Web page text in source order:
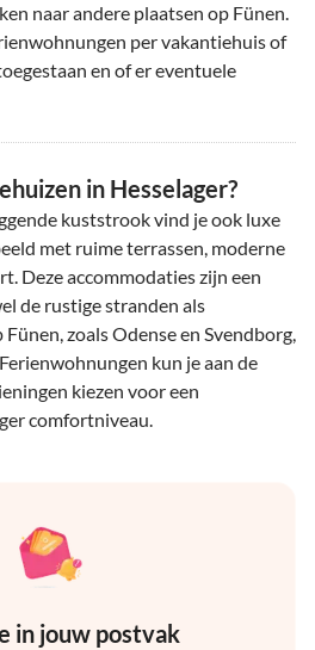
naar andere plaatsen op Fünen.
per vakantiehuis of
en of er eventuele
in Hesselager?
kuststrook vind je ook luxe
met ruime terrassen, moderne
Deze accommodaties zijn een
de rustige stranden als
zoals Odense en Svendborg,
kun je aan de
kiezen voor een
comfortniveau.
in jouw postvak